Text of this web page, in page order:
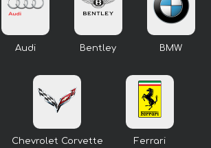
Audi Bentley BMW
Chevrolet Corvette Ferrari